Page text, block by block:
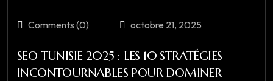
Comments (0) octobre 21, 2025
SEO TUNISIE 2025 : LES 10 STRATÉGIES
INCONTOURNABLES POUR DOMINER